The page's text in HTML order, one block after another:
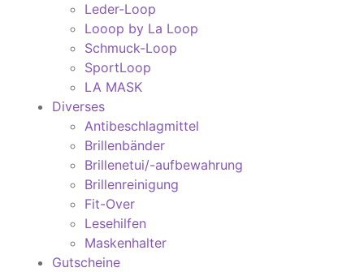
Leder-Loop
Looop by La Loop
Schmuck-Loop
SportLoop
LA MASK
Diverses
Antibeschlagmittel
Brillenbänder
Brillenetui/-aufbewahrung
Brillenreinigung
Fit-Over
Lesehilfen
Maskenhalter
Gutscheine